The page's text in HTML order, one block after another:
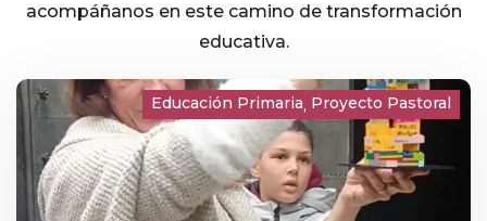
acompáñanos en este camino de transformación
educativa.
Educación Primaria Proyecto Pastoral